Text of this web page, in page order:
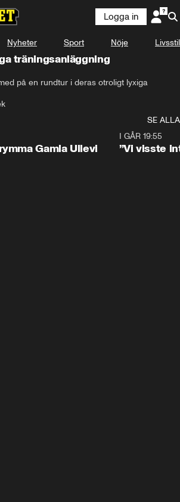
Logga in
Nyheter Sport Nöje Livsstil
träningsanläggning
på en rundtur i deras otroligt lyxiga
SE ALLA
Gamla Ullevi
I GÅR 19:55
”Vi visste